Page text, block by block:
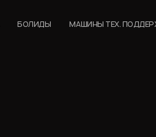
БОЛИДЫ МАШИНЫ ТЕХ.